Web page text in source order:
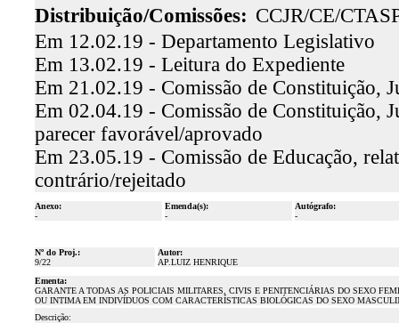
Distribuição/Comissões: CCJR/CE/
Em 12.02.19 - Departamento Legislativo
Em 13.02.19 - Leitura do Expediente
Em 21.02.19 - Comissão de Constituição,
Em 02.04.19 - Comissão de Constituição,
parecer favorável/aprovado
Em 23.05.19 - Comissão de Educação,
contrário/rejeitado
Anexo:
-
Emenda(s):
-
Autógrafo:
-
Nº do Proj.:
9/22
Autor:
AP.LUIZ HENRIQUE
Ementa:
GARANTE A TODAS AS POLICIAIS MILITARES, CIVIS E PENITENCIÁRIAS DO SEXO
OU INTIMA EM INDIVÍDUOS COM CARACTERÍSTICAS BIOLÓGICAS DO SEXO
Descrição: